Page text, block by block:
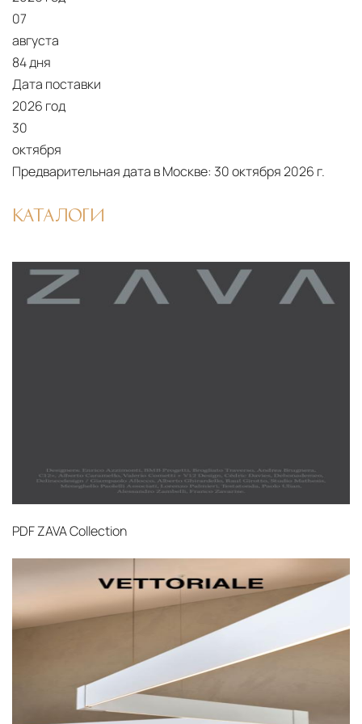
области
Для клиентов Москвы и МО предусмотрены
следующие услуги:
товара от нашего склада непосредственно к
месту назначения с соблюдением сроков
Профессиональная выгрузка
специального оборудования и техники
Подъём на этажи— доставка мебели и
Вывоз упаковочного материала— полная
очистка помещения от тары и упаковки
Гарантийная проверка
Сроки доставкиСтандартная доставка по
Москве осуществляется в течение 3-5 рабочих
дней. Для Московской области сроки зависят
от удалённости объекта и варьируются от 5 до
10 рабочих дней. Возможна срочная доставка
07
августа
84 дня
Дата поставки
2026 год
30
октября
Предварительная дата в Москве: 30 октября 2026 г.
КАТАЛОГИ
PDFZAVA Collection